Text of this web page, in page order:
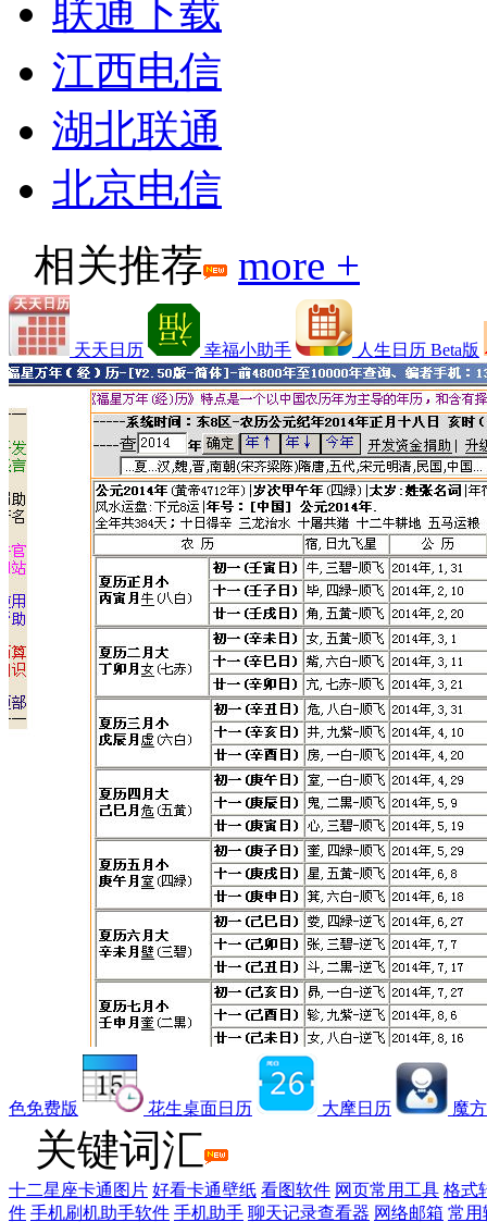
联通下载
江西电信
湖北联通
北京电信
相关推荐
more +
天天日历 幸福小助手 人生日历 Beta版
色免费版 花生桌面日历 大摩日历 魔
关键词汇
十二星座卡通图片 好看卡通壁纸 看图软件 网页常用工具 格式
件 手机刷机助手软件 手机助手 聊天记录查看器 网络邮箱 常用